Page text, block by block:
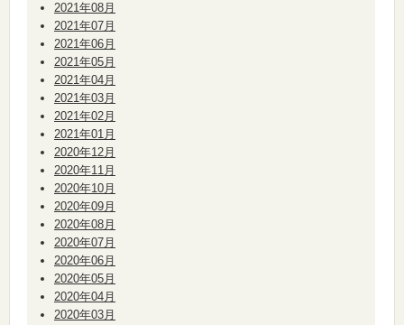
2021年08月
2021年07月
2021年06月
2021年05月
2021年04月
2021年03月
2021年02月
2021年01月
2020年12月
2020年11月
2020年10月
2020年09月
2020年08月
2020年07月
2020年06月
2020年05月
2020年04月
2020年03月